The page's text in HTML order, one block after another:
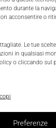
durante la
acconsentire o
Le tue
in qualsiasi
o cliccando sul
Preferenze
di tali rifiuti,
le